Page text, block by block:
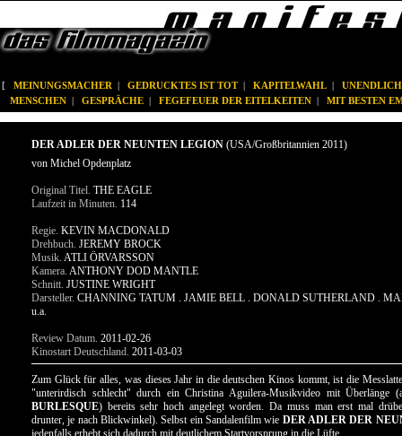
[ MEINUNGSMACHER | GEDRUCKTES IST TOT| KAPITELWAHL |
MENSCHEN | GESPRÄCHE | FEGEFEUER DER EITELKEITEN | MIT BESTEN
DER ADLER DER NEUNTEN LEGION (USA/Großbritannien 2011)
von Michel Opdenplatz
Original Titel. THE EAGLE
Laufzeit in Minuten. 114
Regie. KEVIN MACDONALD
Drehbuch. JEREMY BROCK
Musik. ATLI ÖRVARSSON
Kamera. ANTHONY DOD MANTLE
Schnitt. JUSTINE WRIGHT
Darsteller. CHANNING TATUM . JAMIE BELL . DONALD SUTHERLAND .
u.a.
Review Datum. 2011-02-26
Kinostart Deutschland. 2011-03-03
Zum Glück für alles, was dieses Jahr in die deutschen Kinos kommt, ist die
"unterirdisch schlecht" durch ein Christina Aguilera-Musikvideo mit Überlänge
BURLESQUE) bereits sehr hoch angelegt worden. Da muss man erst mal
drunter, je nach Blickwinkel). Selbst ein Sandalenfilm wie DER ADLER DER
jedenfalls erhebt sich dadurch mit deutlichem Startvorsprung in die Lüfte.